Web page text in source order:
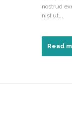
nostrud
nisl ut...
Read